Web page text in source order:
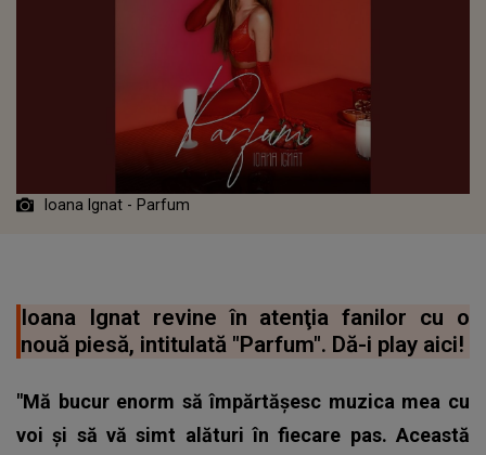
Ioana Ignat - Parfum
Ioana Ignat revine în atenţia fanilor cu o
nouă piesă, intitulată "Parfum". Dă-i play aici!
"Mă bucur enorm să împărtășesc muzica mea cu
voi și să vă simt alături în fiecare pas. Această